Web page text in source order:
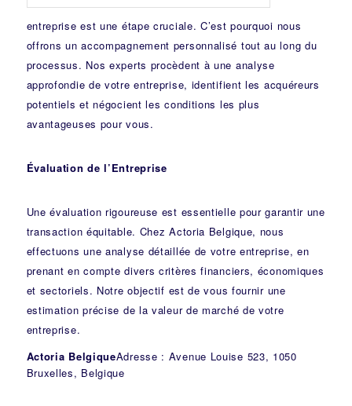
entreprise est une étape cruciale. C’est pourquoi nous
offrons un accompagnement personnalisé tout au long du
processus. Nos experts procèdent à une analyse
approfondie de votre entreprise, identifient les acquéreurs
potentiels et négocient les conditions les plus
avantageuses pour vous.
Évaluation de l’Entreprise
Une évaluation rigoureuse est essentielle pour garantir une
transaction équitable. Chez Actoria Belgique, nous
effectuons une analyse détaillée de votre entreprise, en
prenant en compte divers critères financiers, économiques
et sectoriels. Notre objectif est de vous fournir une
estimation précise de la valeur de marché de votre
entreprise.
Actoria BelgiqueAdresse : Avenue Louise 523, 1050
Bruxelles, Belgique